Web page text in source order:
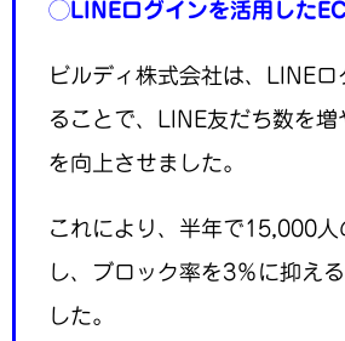
◯LINEログインを活用した
ビルディ株式会社は、LINE
ることで、LINE友だち数を
を向上させました。
これにより、半年で15,000人
し、ブロック率を3％に抑え
した。